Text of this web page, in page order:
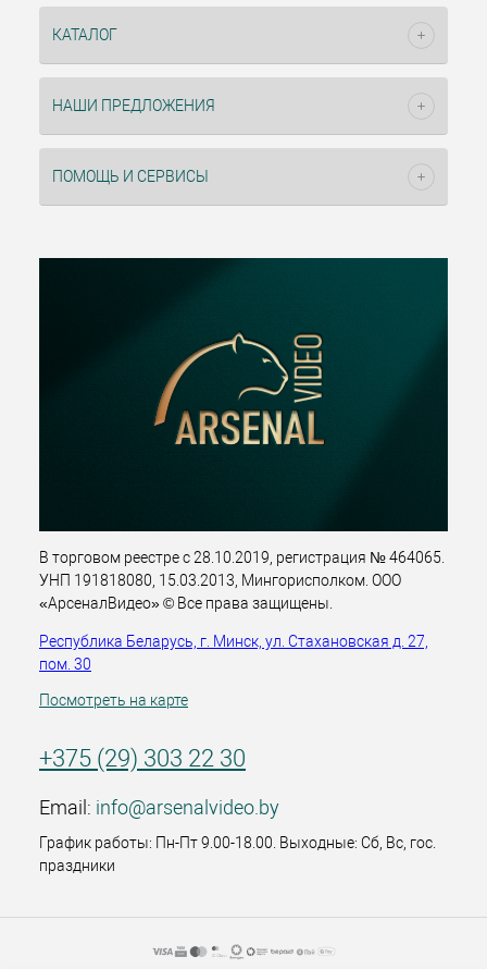
КАТАЛОГ
НАШИ ПРЕДЛОЖЕНИЯ
ПОМОЩЬ И СЕРВИСЫ
В торговом реестре с 28.10.2019, регистрация № 464065.
УНП 191818080, 15.03.2013, Мингорисполком. ООО
«АрсеналВидео» © Все права защищены.
Республика Беларусь, г. Минск, ул. Стахановская д. 27,
пом. 30
Посмотреть на карте
+375 (29) 303 22 30
Email: info@arsenalvideo.by
График работы: Пн-Пт 9.00-18.00. Выходные: Сб, Вс, гос.
праздники